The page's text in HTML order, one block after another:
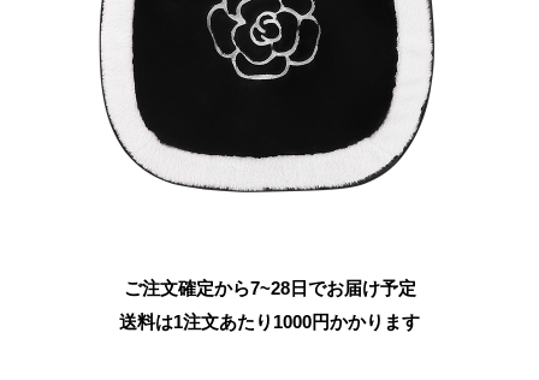
ご注文確定から7~28日でお届け予定
送料は1注文あたり 1000円かかります